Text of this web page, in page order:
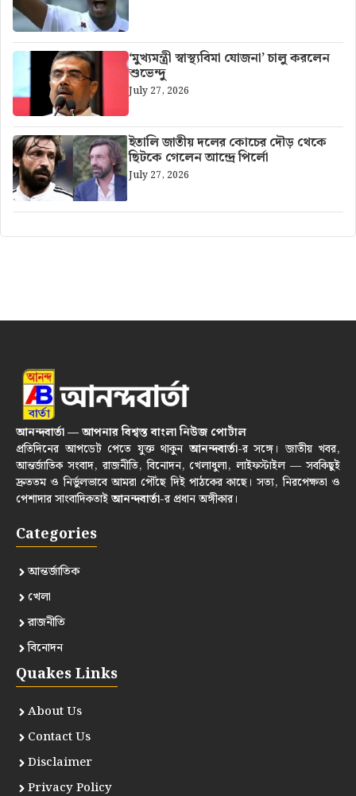
‘মুখ্যমন্ত্রী স্বাস্থ্যবিমা যোজনা’ চালু করলেন
শুভেন্দু
July 27, 2026
ইতালি জাতীয় দলের কোচের দৌড় থেকে
ছিটকে গেলেন আন্দ্রে পির্লো
July 27, 2026
আনন্দবার্তা — আপনার বিশ্বস্ত বাংলা নিউজ পোর্টাল
প্রতিদিনের আপডেট পেতে যুক্ত থাকুনআনন্দবার্তা-র সঙ্গে। জাতীয় খবর,
আন্তর্জাতিক সংবাদ, রাজনীতি, বিনোদন, খেলাধুলা, লাইফস্টাইল — সবকিছুই
দ্রুততম ও নির্ভুলভাবে আমরা পৌঁছে দিই পাঠকের কাছে। সত্য, নিরপেক্ষতা ও
পেশাদার সাংবাদিকতাইআনন্দবার্তা-র প্রধান অঙ্গীকার।
Categories
আন্তর্জাতিক
খেলা
রাজনীতি
বিনোদন
Quakes Links
About Us
Contact Us
Disclaimer
Privacy Policy